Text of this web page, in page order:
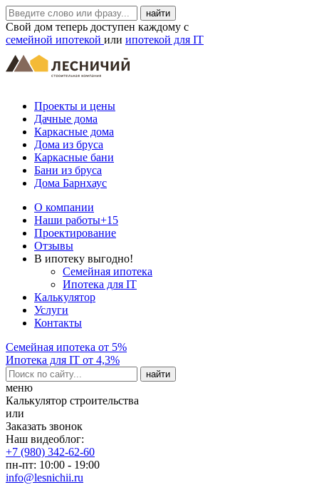
Свой дом теперь доступен каждому с
семейной ипотекой или ипотекой для IT
Проекты и цены
Дачные дома
Каркасные дома
Дома из бруса
Каркасные бани
Бани из бруса
Дома Барнхаус
О компании
Наши работы+15
Проектирование
Отзывы
В ипотеку выгодно!
Семейная ипотека
Ипотека для IT
Калькулятор
Услуги
Контакты
Семейная ипотека от 5%
Ипотека для IT от 4,3%
меню
Калькулятор строительства
или
Заказать звонок
Наш видеоблог:
+7 (980) 342-62-60
пн-пт: 10:00 - 19:00
info@lesnichii.ru